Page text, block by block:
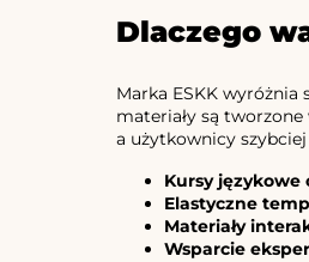
Dlaczego
Marka ESKK
materiały są
a użytkownicy
Kursy językowe
Elastyczne
Materiały
Wsparcie